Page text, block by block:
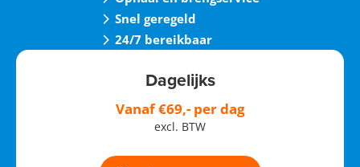
Snel geregeld
24/7 bereikbaar
Dagelijks
Vanaf €69,- per dag
excl. BTW